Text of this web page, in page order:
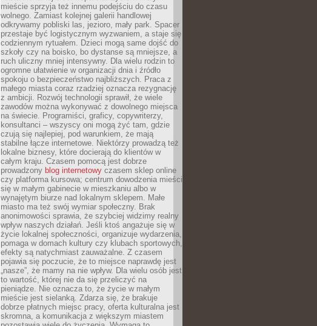
mieście sprzyja też innemu podejściu do czasu
wolnego. Zamiast kolejnej galerii handlowej
odkrywamy pobliski las, jezioro, mały park. Spacer
przestaje być logistycznym wyzwaniem, a staje się
codziennym rytuałem. Dzieci mogą same dojść do
szkoły czy na boisko, bo dystanse są mniejsze, a
ruch uliczny mniej intensywny. Dla wielu rodzin to
ogromne ułatwienie w organizacji dnia i źródło
spokoju o bezpieczeństwo najbliższych. Praca z
małego miasta coraz rzadziej oznacza rezygnację
z ambicji. Rozwój technologii sprawił, że wiele
zawodów można wykonywać z dowolnego miejsca
na świecie. Programiści, graficy, copywriterzy,
konsultanci – wszyscy oni mogą żyć tam, gdzie
czują się najlepiej, pod warunkiem, że mają
stabilne łącze internetowe. Niektórzy prowadzą też
lokalne biznesy, które docierają do klientów w
całym kraju. Czasem pomocą jest dobrze
prowadzony blog internetowy czasem sklep online
czy platforma kursowa; centrum dowodzenia mieści
się w małym gabinecie w mieszkaniu albo w
wynajętym biurze nad lokalnym sklepem. Małe
miasto ma też swój wymiar społeczny. Brak
anonimowości sprawia, że szybciej widzimy realny
wpływ naszych działań. Jeśli ktoś angażuje się w
życie lokalnej społeczności, organizuje wydarzenia,
pomaga w domach kultury czy klubach sportowych,
efekty są natychmiast zauważalne. Z czasem
pojawia się poczucie, że to miejsce naprawdę jest
„nasze”, że mamy na nie wpływ. Dla wielu osób jest
to wartość, której nie da się przeliczyć na
pieniądze. Nie oznacza to, że życie w małym
mieście jest sielanką. Zdarza się, że brakuje
dobrze płatnych miejsc pracy, oferta kulturalna jest
skromna, a komunikacja z większym miastem